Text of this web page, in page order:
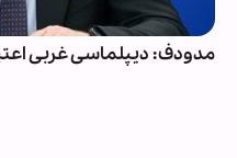
مدودف: دیپلماسی غربی